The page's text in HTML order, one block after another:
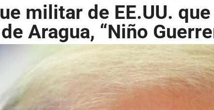
militar de EE.UU.
Aragua, “Niño